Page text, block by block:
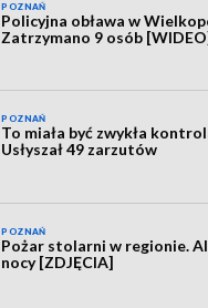
POZNAŃ
Policyjna obława w
Zatrzymano 9 osób
POZNAŃ
To miała być zwykła
Usłyszał 49 zarzutów
POZNAŃ
Pożar stolarni w regionie.
nocy [ZDJĘCIA]